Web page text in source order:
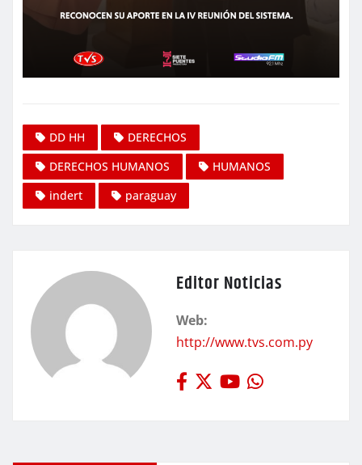
DD HH
DERECHOS
DERECHOS HUMANOS
HUMANOS
indert
paraguay
Editor Noticias
Web:
http://www.tvs.com.py